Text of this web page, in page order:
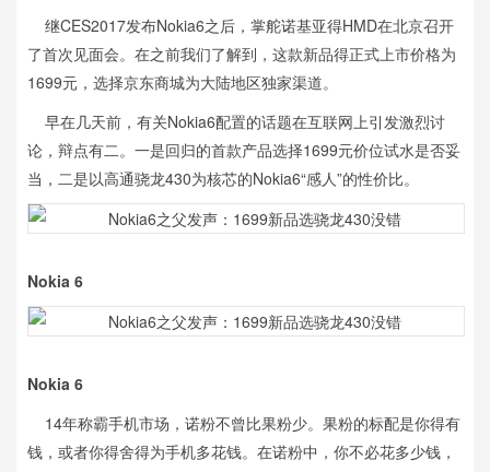
继CES2017发布Nokia6之后，掌舵诺基亚得HMD在北京召开
了首次见面会。在之前我们了解到，这款新品得正式上市价格为
1699元，选择京东商城为大陆地区独家渠道。
早在几天前，有关Nokia6配置的话题在互联网上引发激烈讨
论，辩点有二。一是回归的首款产品选择1699元价位试水是否妥
当，二是以高通骁龙430为核芯的Nokia6“感人”的性价比。
Nokia 6
Nokia 6
14年称霸手机市场，诺粉不曾比果粉少。果粉的标配是你得有
钱，或者你得舍得为手机多花钱。在诺粉中，你不必花多少钱，